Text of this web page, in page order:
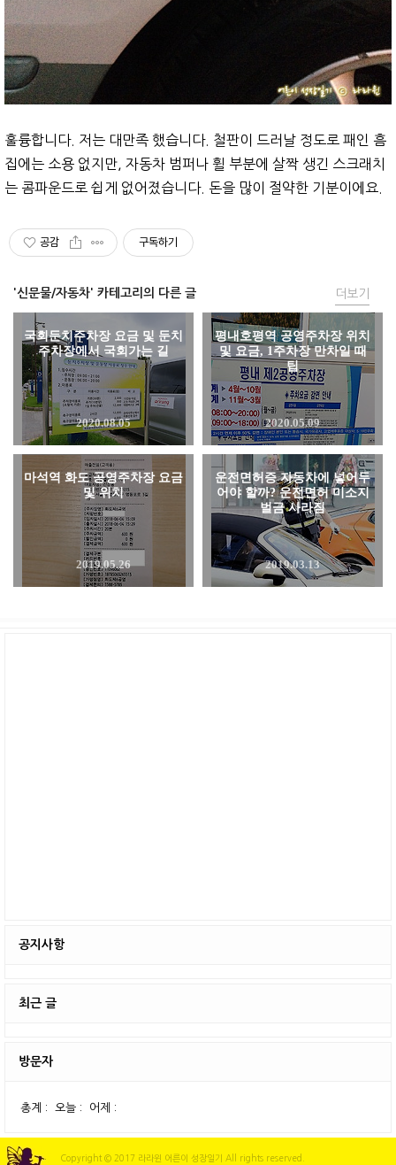
훌륭합니다. 저는 대만족 했습니다. 철판이 드러날 정도로 패인 흠
집에는 소용 없지만, 자동차 범퍼나 휠 부분에 살짝 생긴 스크래치
는 콤파운드로 쉽게 없어졌습니다. 돈을 많이 절약한 기분이에요.
공감 구독하기
'신문물/자동차' 카테고리의 다른 글
국회둔치주차장 요금 및 둔치
주차장에서 국회가는 길
2020.08.05
평내호평역 공영주차장 위치
및 요금, 1주차장 만차일 때
팁
2020.05.09
마석역 화도 공영주차장 요금
및 위치
2019.05.26
운전면허증 자동차에 넣어두
어야 할까? 운전면허 미소지
벌금 사라짐
2019.03.13
더보기
공지사항
최근 글
방문자
총계 : 오늘 : 어제 :
Copyright © 2017 라라윈 어른이 성장일기 All rights reserved.